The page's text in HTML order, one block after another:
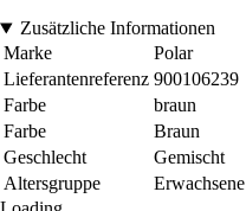
Zusätzliche Informationen
Marke
Polar
Lieferantenreferenz 900106239
Farbe
braun
Farbe
Braun
Geschlecht
Gemischt
Altersgruppe
Erwachsene